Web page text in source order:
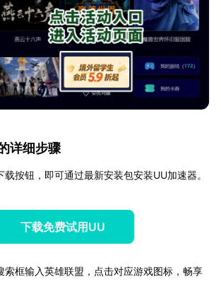
详细步骤
按钮，即可通过最新安装包安装UU加速器。
下载免费试用UU
索框输入英雄联盟，点击对应游戏图标，畅享